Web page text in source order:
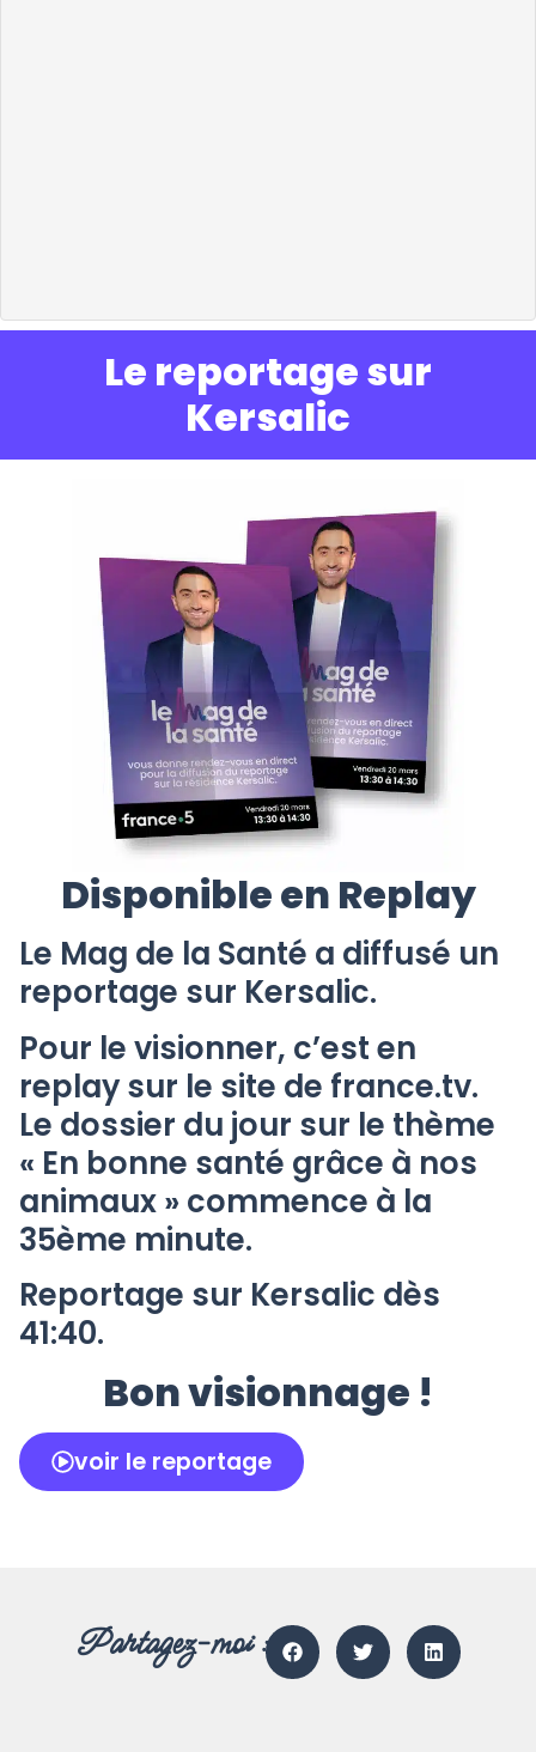
Le reportage sur
Kersalic
Disponible en Replay
Le Mag de la Santé a diffusé un
reportage sur Kersalic.
Pour le visionner, c’est en
replay sur le site de france.tv.
Le dossier du jour sur le thème
« En bonne santé grâce à nos
animaux » commence à la
35ème minute.
Reportage sur Kersalic dès
41:40.
Bon visionnage !
voir le reportage
Partagez-moi :